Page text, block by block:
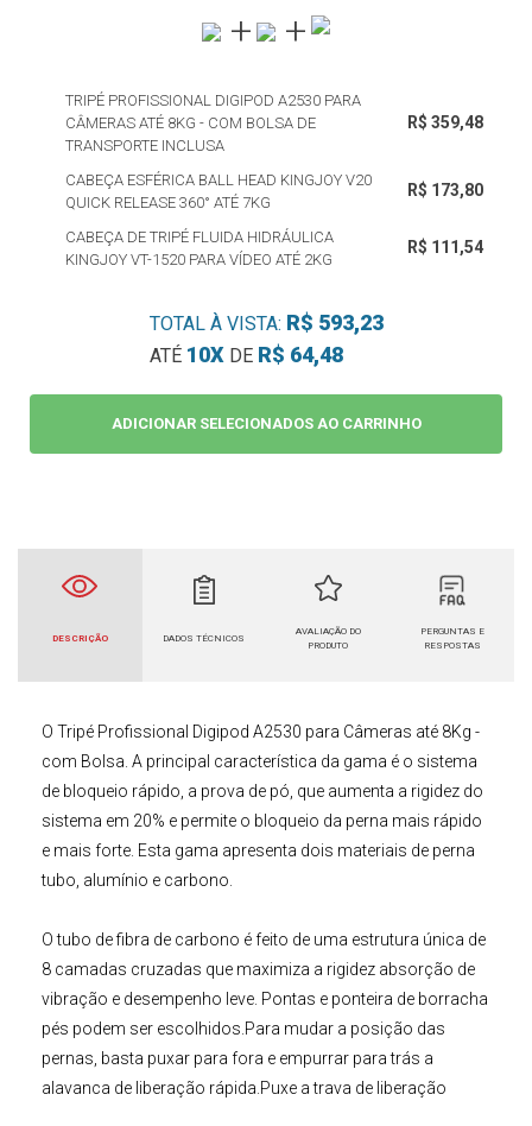
TRIPÉ PROFISSIONAL DIGIPOD A2530 PARA
CÂMERAS ATÉ 8KG - COM BOLSA DE
TRANSPORTE INCLUSA
R$ 359,48
CABEÇA ESFÉRICA BALL HEAD KINGJOY V20
QUICK RELEASE 360° ATÉ 7KG
R$ 173,80
CABEÇA DE TRIPÉ FLUIDA HIDRÁULICA
KINGJOY VT-1520 PARA VÍDEO ATÉ 2KG
R$ 111,54
ADICIONAR SELECIONADOS AO CARRINHO
TOTAL À VISTA: R$ 593,23
ATÉ 10XDE R$ 64,48
DESCRIÇÃO DADOS TÉCNICOS
AVALIAÇÃO DO
PRODUTO
PERGUNTAS E
RESPOSTAS
O Tripé Profissional Digipod A2530 para Câmeras até 8Kg -
com Bolsa . A principal característica da gama é o sistema
de bloqueio rápido, a prova de pó, que aumenta a rigidez do
sistema em 20% e permite o bloqueio da perna mais rápido
e mais forte. Esta gama apresenta dois materiais de perna
tubo, alumínio e carbono.
O tubo de fibra de carbono é feito de uma estrutura única de
8 camadas cruzadas que maximiza a rigidez absorção de
vibração e desempenho leve. Pontas e ponteira de borracha
pés podem ser escolhidos.Para mudar a posição das
pernas, basta puxar para fora e empurrar para trás a
alavanca de liberação rápida.Puxe a trava de liberação